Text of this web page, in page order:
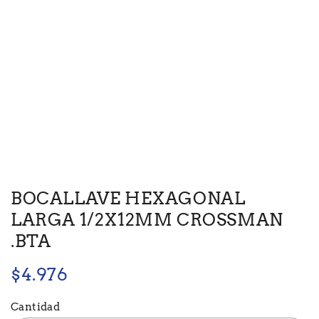
BOCALLAVE HEXAGONAL
LARGA 1/2X12MM CROSSMAN
.BTA
$4.976
Cantidad